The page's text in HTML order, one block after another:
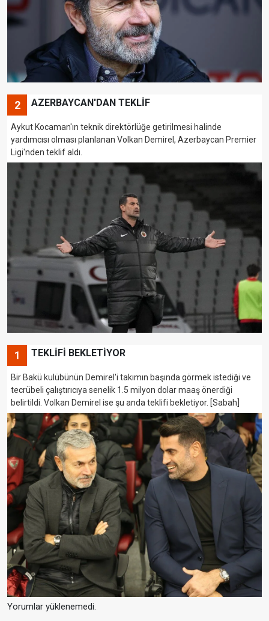
2 AZERBAYCAN'DAN TEKLİF
Aykut Kocaman'ın teknik direktörlüğe getirilmesi halinde
yardımcısı olması planlanan Volkan Demirel, Azerbaycan Premier
Ligi'nden teklif aldı.
1 TEKLİFİ BEKLETİYOR
Bir Bakü kulübünün Demirel'i takımın başında görmek istediği ve
tecrübeli çalıştırıcıya senelik 1.5 milyon dolar maaş önerdiği
belirtildi. Volkan Demirel ise şu anda teklifi bekletiyor. [Sabah]
Yorumlar yüklenemedi.